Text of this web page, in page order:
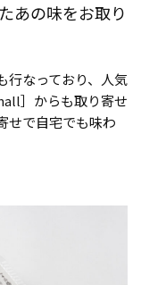
あの味をお取り
行なっており、人気
］からも取り寄せ
せで自宅でも味わ